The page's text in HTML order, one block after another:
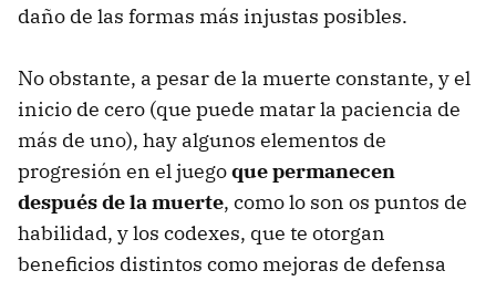
daño de las formas más injustas posibles.
No obstante, a pesar de la muerte constante, y el
inicio de cero (que puede matar la paciencia de
más de uno), hay algunos elementos de
progresión en el juegoque permanecen
después de la muerte, como lo son os puntos de
habilidad, y los codexes, que te otorgan
beneficios distintos como mejoras de defensa